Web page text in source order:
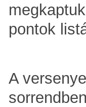
pontok
A